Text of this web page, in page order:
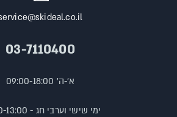
03-7110400
א'-ה' 09:00-18:00
ימי שישי וערבי חג - 09:00-13:00